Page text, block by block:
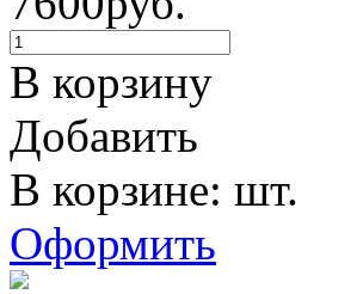
В корзину
Добавить
В корзине: шт.
Оформить